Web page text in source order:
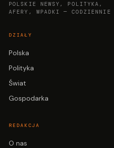
POLSKIE NEWSY, POLITYKA,
AFERY, WPADKI — CODZIENNIE
DZIAŁY
Polska
Polityka
Świat
Gospodarka
REDAKCJA
O nas